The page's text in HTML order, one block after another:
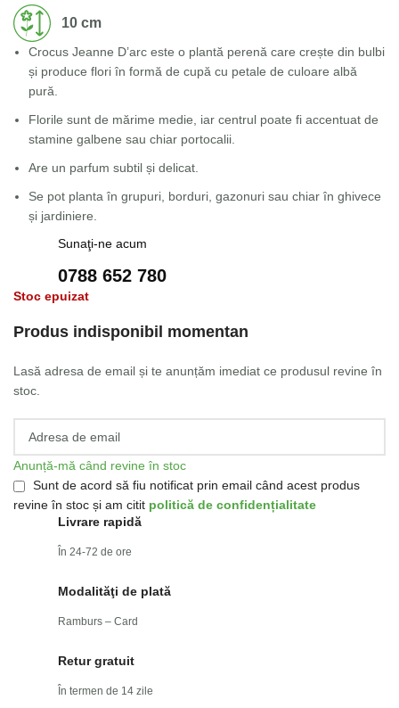
10 cm
Crocus Jeanne D’arc este o plantă perenă care crește din bulbi
și produce flori în formă de cupă cu petale de culoare albă
pură.
Florile sunt de mărime medie, iar centrul poate fi accentuat de
stamine galbene sau chiar portocalii.
Are un parfum subtil și delicat.
Se pot planta în grupuri, borduri, gazonuri sau chiar în ghivece
și jardiniere.
Sunaţi-ne acum
0788 652 780
Stoc epuizat
Produs indisponibil momentan
Lasă adresa de email și te anunțăm imediat ce produsul revine în
stoc.
Anunță-mă când revine în stoc
Sunt de acord să fiu notificat prin email când acest produs
revine în stoc și am citit politică de confidențialitate
Livrare rapidă
În 24-72 de ore
Modalităţi de plată
Ramburs – Card
Retur gratuit
În termen de 14 zile